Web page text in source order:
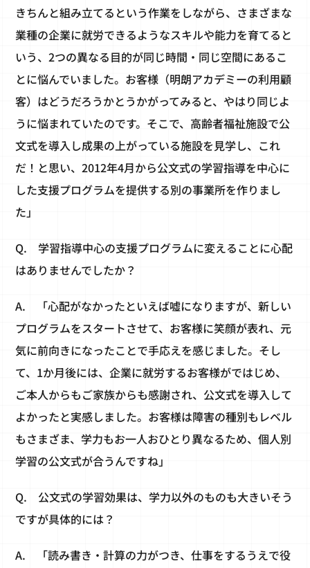
きちんと組み立てるという作業をしながら、さまざまな
業種の企業に就労できるようなスキルや能力を育てると
いう、2つの異なる目的が同じ時間・同じ空間にあるこ
とに悩んでいました。お客様（明朗アカデミーの利用顧
客）はどうだろうかとうかがってみると、やはり同じよ
うに悩まれていたのです。そこで、高齢者福祉施設で公
文式を導入し成果の上がっている施設を見学し、これ
だ！と思い、2012年4月から公文式の学習指導を中心に
した支援プログラムを提供する別の事業所を作りまし
た」
Q. 学習指導中心の支援プログラムに変えることに心配
はありませんでしたか？
A.
「心配がなかったといえば嘘になりますが、新しい
プログラムをスタートさせて、お客様に笑顔が表れ、元
気に前向きになったことで手応えを感じました。そし
て、1か月後には、企業に就労するお客様がではじめ、
ご本人からもご家族からも感謝され、公文式を導入して
よかったと実感しました。お客様は障害の種別もレベル
もさまざま、学力もお一人おひとり異なるため、個人別
学習の公文式が合うんですね」
Q. 公文式の学習効果は、学力以外のものも大きいそう
ですが具体的には？
A.
「読み書き・計算の力がつき、仕事をするうえで役